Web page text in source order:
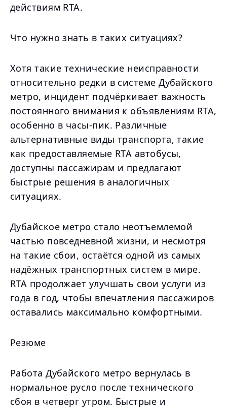
действиям RTA.
Что нужно знать в таких ситуациях?
Хотя такие технические неисправности
относительно редки в системе Дубайского
метро, инцидент подчёркивает важность
постоянного внимания к объявлениям RTA,
особенно в часы-пик. Различные
альтернативные виды транспорта, такие
как предоставляемые RTA автобусы,
доступны пассажирам и предлагают
быстрые решения в аналогичных
ситуациях.
Дубайское метро стало неотъемлемой
частью повседневной жизни, и несмотря
на такие сбои, остаётся одной из самых
надёжных транспортных систем в мире.
RTA продолжает улучшать свои услуги из
года в год, чтобы впечатления пассажиров
оставались максимально комфортными.
Резюме
Работа Дубайского метро вернулась в
нормальное русло после технического
сбоя в четверг утром. Быстрые и